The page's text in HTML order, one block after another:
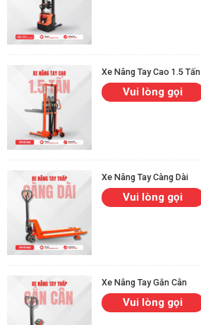
Xe Nâng Tay Cao 1.5 Tấn
Vui lòng gọi
Xe Nâng Tay Càng Dài
Vui lòng gọi
Xe Nâng Tay Gắn Cân
Vui lòng gọi